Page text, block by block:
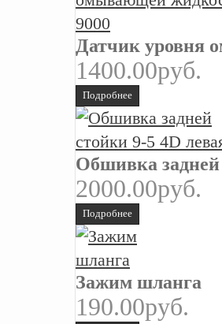
Датчик уровня
1400.00руб.
Подробнее
Обшивка задней
2000.00руб.
Подробнее
Зажим шланга
190.00руб.